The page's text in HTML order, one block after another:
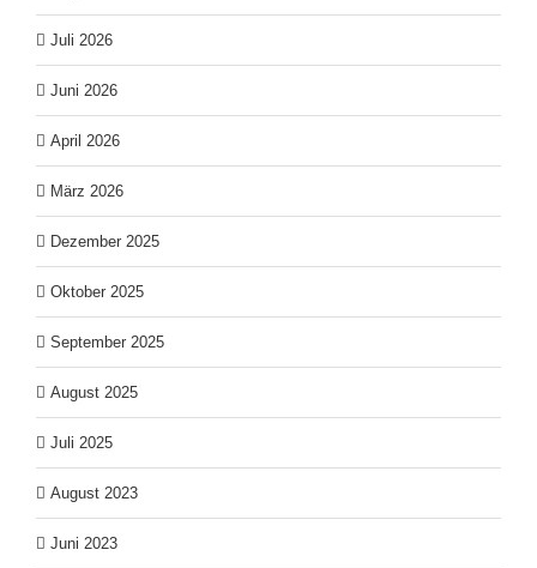
Juli 2026
Juni 2026
April 2026
März 2026
Dezember 2025
Oktober 2025
September 2025
August 2025
Juli 2025
August 2023
Juni 2023